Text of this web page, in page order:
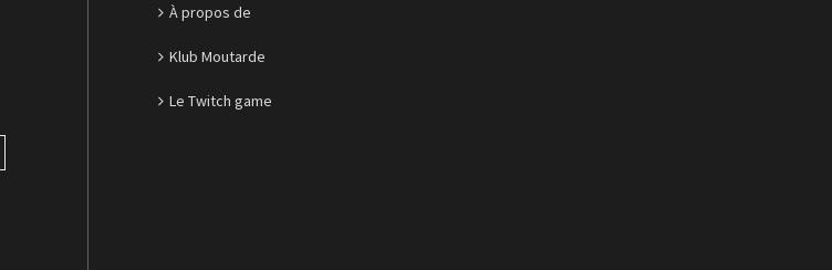
À propos de
Klub Moutarde
Le Twitch game